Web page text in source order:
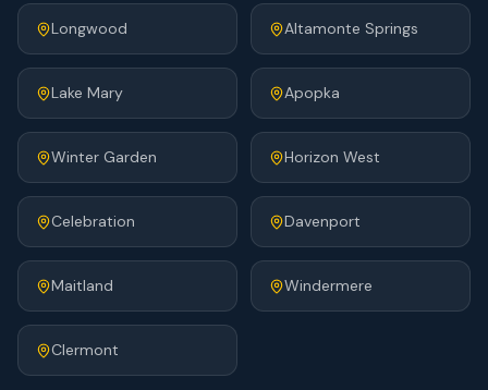
Longwood Altamonte Springs
Lake Mary Apopka
Winter Garden Horizon West
Celebration Davenport
Maitland Windermere
Clermont